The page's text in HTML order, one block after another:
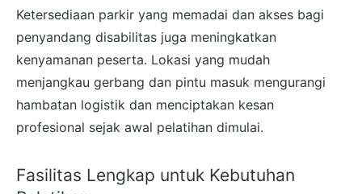
Ketersediaan parkir yang memadai dan akses bagi
penyandang disabilitas juga meningkatkan
kenyamanan peserta. Lokasi yang mudah
menjangkau gerbang dan pintu masuk mengurangi
hambatan logistik dan menciptakan kesan
profesional sejak awal pelatihan dimulai.
Fasilitas Lengkap untuk Kebutuhan